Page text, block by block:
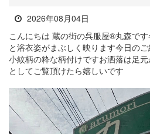
2026年08月04日
こんにちは 蔵の街の呉服屋®丸森で
と浴衣姿がまぶしく映ります今日の
小紋柄の粋な柄付けですお洒落は足
としてご覧頂けたら嬉しいです